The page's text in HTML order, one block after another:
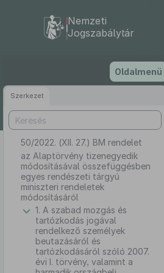
tartalomra
Nemzeti
Jogszabálytár
Oldalmenü
Szerkezet
50/2022. (XII. 27.) BM rendelet
az Alaptörvény tizenegyedik
módosításával összefüggésben
egyes rendészeti tárgyú
miniszteri rendeletek
módosításáról
1. A szabad mozgás és
tartózkodás jogával
rendelkező személyek
beutazásáról és
tartózkodásáról szóló 2007.
évi I. törvény, valamint a